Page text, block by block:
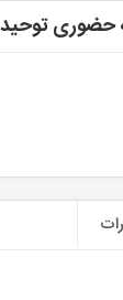
حضوری